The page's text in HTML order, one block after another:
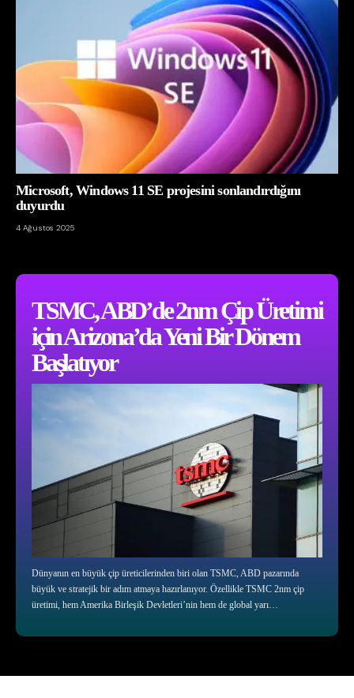
TSMC, ABD’de 2nm Çip Üretimi
için Arizona’da Yeni Bir Dönem
Başlatıyor
Dünyanın en büyük çip üreticilerinden biri olan TSMC, ABD pazarında
büyük ve stratejik bir adım atmaya hazırlanıyor. Özellikle TSMC 2nm çip
üretimi, hem Amerika Birleşik Devletleri’nin hem de global yarı…
Microsoft, Windows 11 SE projesini sonlandırdığını
duyurdu
4 Ağustos 2025